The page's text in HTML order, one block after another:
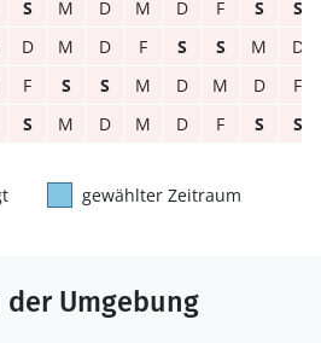
S M D M D F S
S
D M D F S S M
D
F S S M D M D
F
S M D M D F S S
gewählter Zeitraum
Umgebung